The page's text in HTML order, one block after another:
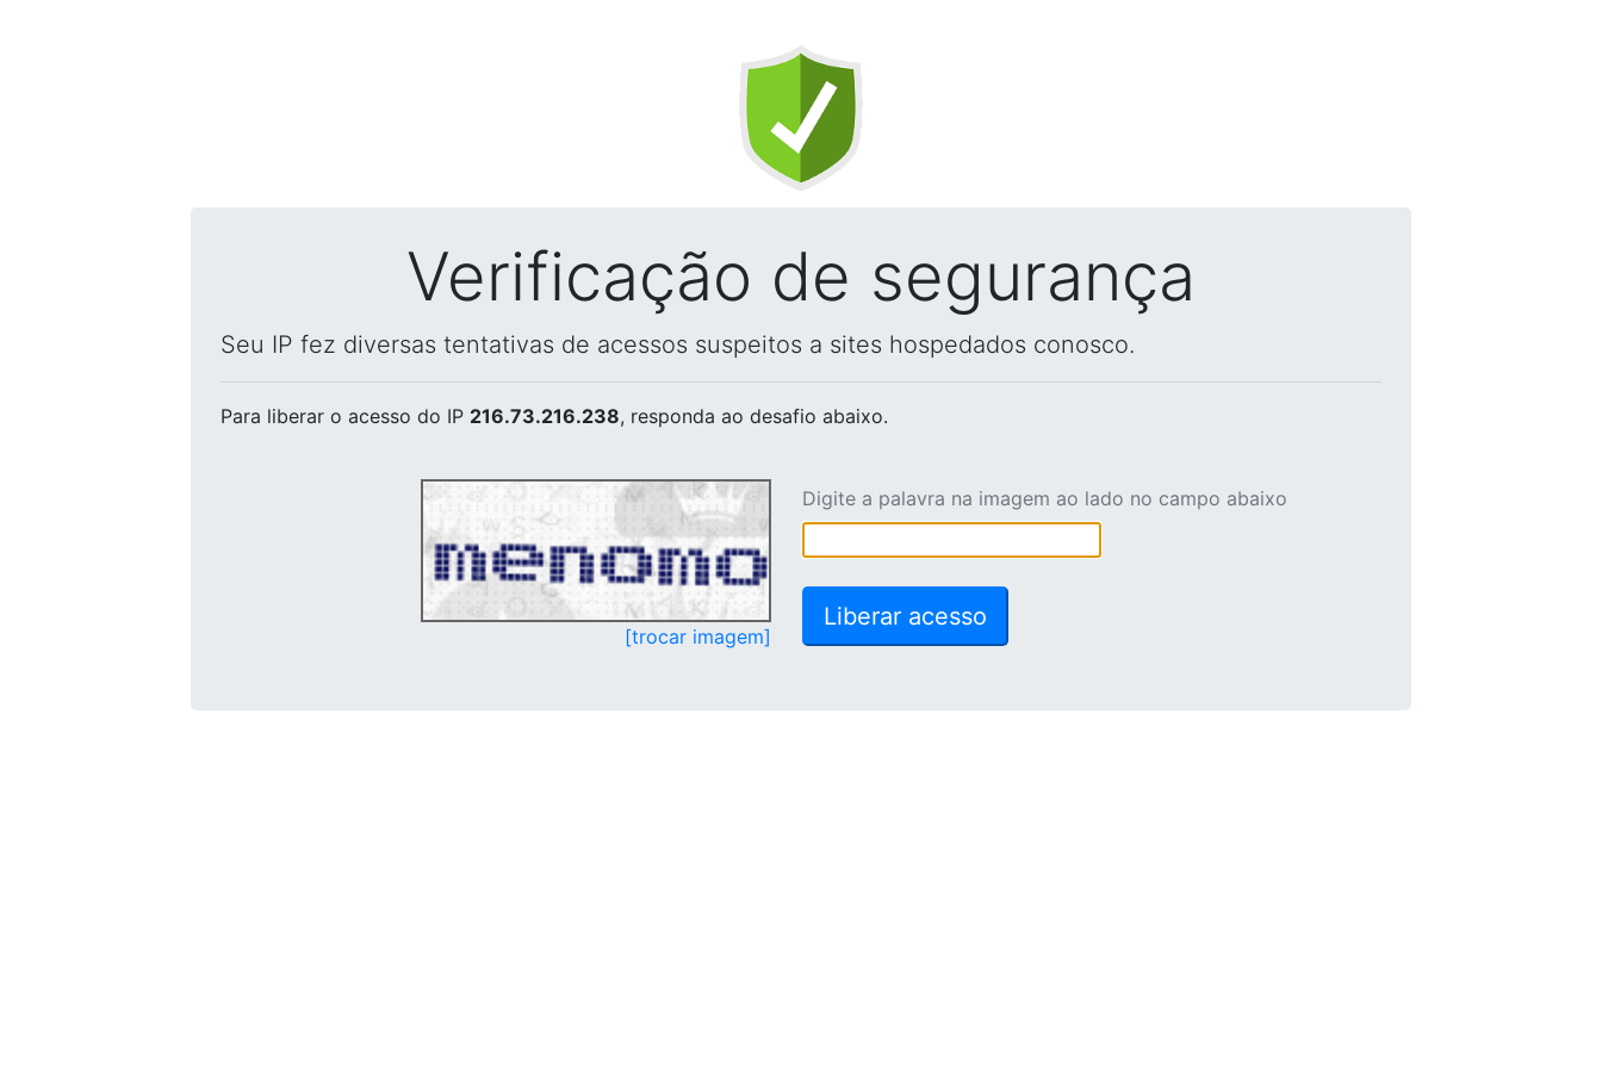
Verificação de segurança
Seu IP fez diversas tentativas de acessos suspeitos a sites hospedados conosco.
Para liberar o acesso do IP 216.73.216.238, responda ao desafio abaixo.
[trocar imagem]
Digite a palavra na imagem ao lado no campo abaixo